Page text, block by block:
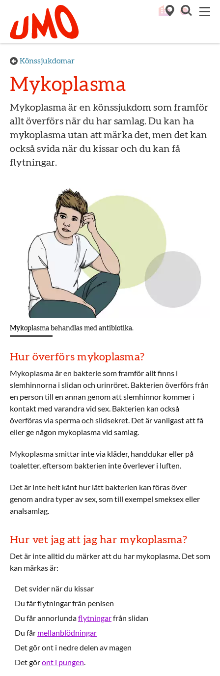
Till startsidan för Umo
Könssjukdomar
Mykoplasma
Mykoplasma är en könssjukdom som framför
allt överförs när du har samlag. Du kan ha
mykoplasma utan att märka det, men det kan
också svida när du kissar och du kan få
flytningar.
Mykoplasma behandlas med antibiotika.
Hur överförs mykoplasma?
Mykoplasma är en bakterie som framför allt finns i
slemhinnorna i slidan och urinröret. Bakterien överförs från
en person till en annan genom att slemhinnor kommer i
kontakt med varandra vid sex. Bakterien kan också
överföras via sperma och slidsekret. Det är vanligast att få
eller ge någon mykoplasma vid samlag.
Mykoplasma smittar inte via kläder, handdukar eller på
toaletter, eftersom bakterien inte överlever i luften.
Det är inte helt känt hur lätt bakterien kan föras över
genom andra typer av sex, som till exempel smeksex eller
analsamlag.
Hur vet jag att jag har mykoplasma?
Det är inte alltid du märker att du har mykoplasma. Det som
kan märkas är:
Det svider när du kissar
Du får flytningar från penisen
Du får annorlundaflytningarfrån slidan
Du får mellanblödningar
Det gör ont i nedre delen av magen
Det göront i pungen